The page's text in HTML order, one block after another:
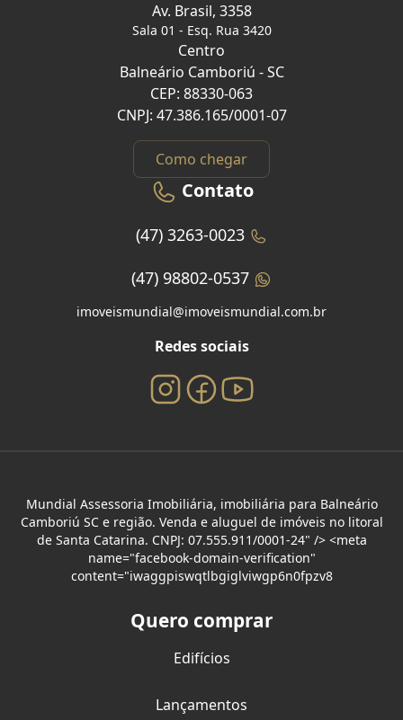
Av. Brasil, 3358
Sala 01 - Esq. Rua 3420
Centro
Balneário Camboriú - SC
CEP: 88330-063
CNPJ: 47.386.165/0001-07
Como chegar
Contato
(47) 3263-0023
(47) 98802-0537
imoveismundial@imoveismundial.com.br
Redes sociais
Mundial Assessoria Imobiliária, imobiliária para Balneário
Camboriú SC e região. Venda e aluguel de imóveis no litoral
de Santa Catarina. CNPJ: 07.555.911/0001-24" /> <meta
name="facebook-domain-verification"
content="iwaggpiswqtlbgiglviwgp6n0fpzv8
Quero comprar
Edifícios
Lançamentos